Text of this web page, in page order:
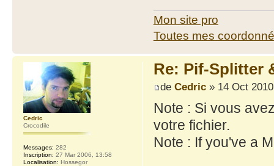
Mon site pro
Toutes mes
Re: Pif-Splitter
de Cedric» 14 Oct
Note : Si vous
votre fichier.
Note : If you've a
Cedric
Crocodile
Messages: 282
Inscription: 27 Mar 2006, 13:58
Localisation: Hossegor